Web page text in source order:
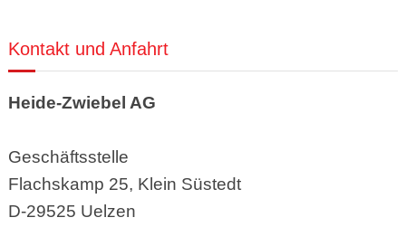
Kontakt und Anfahrt
Heide-Zwiebel AG
Geschäftsstelle
Flachskamp 25, Klein Süstedt
D-29525 Uelzen